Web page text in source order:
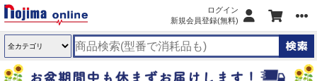
ログイン
新規会員登録(無料)